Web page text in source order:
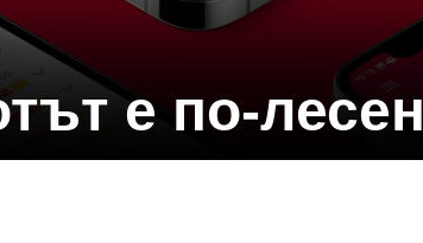
е по-лесен